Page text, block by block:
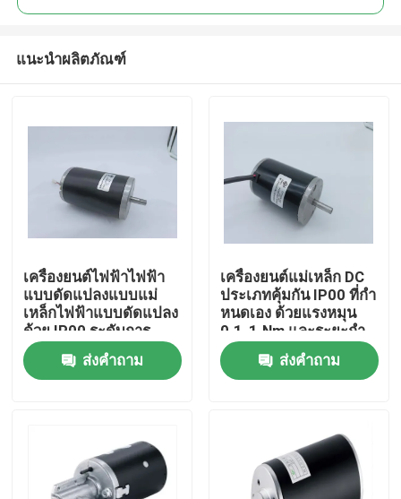
แนะนำผลิตภัณฑ์
เครื่องยนต์ไฟฟ้าไฟฟ้า
แบบดัดแปลงแบบแม่
เหล็กไฟฟ้าแบบดัดแปลง
ด้วย IP00 ระดับการ
ป้องกัน
ส่งคำถาม
เครื่องยนต์แม่เหล็ก DC
ประเภทคุ้มกัน IP00 ที่กํา
หนดเอง ด้วยแรงหมุน
0.1-1.Nm และระยะกํา
ลังที่กําหนดเอง
ส่งคำถาม